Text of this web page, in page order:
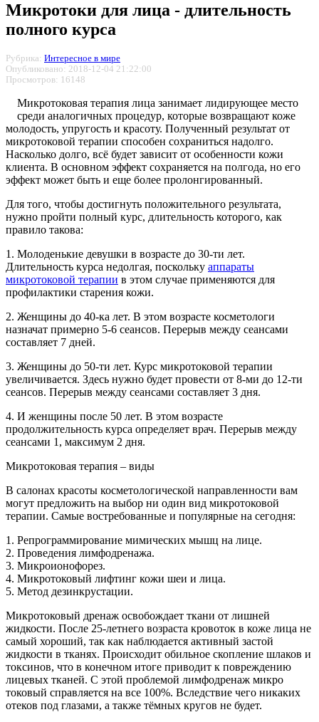
Микротоки для лица - длительность
полного курса
Рубрика: Интересное в мире
Опубликовано: 2018-12-04 21:22:00
Просмотров: 16148
Микротоковая терапия лица занимает лидирующее место
среди аналогичных процедур, которые возвращают коже
молодость, упругость и красоту. Полученный результат от
микротоковой терапии способен сохраниться надолго.
Насколько долго, всё будет зависит от особенности кожи
клиента. В основном эффект сохраняется на полгода, но его
эффект может быть и еще более пролонгированный.
Для того, чтобы достигнуть положительного результата,
нужно пройти полный курс, длительность которого, как
правило такова:
1. Молоденькие девушки в возрасте до 30-ти лет.
Длительность курса недолгая, поскольку аппараты
микротоковой терапии в этом случае применяются для
профилактики старения кожи.
2. Женщины до 40-ка лет. В этом возрасте косметологи
назначат примерно 5-6 сеансов. Перерыв между сеансами
составляет 7 дней.
3. Женщины до 50-ти лет. Курс микротоковой терапии
увеличивается. Здесь нужно будет провести от 8-ми до 12-ти
сеансов. Перерыв между сеансами составляет 3 дня.
4. И женщины после 50 лет. В этом возрасте
продолжительность курса определяет врач. Перерыв между
сеансами 1, максимум 2 дня.
Микротоковая терапия – виды
В салонах красоты косметологической направленности вам
могут предложить на выбор ни один вид микротоковой
терапии. Самые востребованные и популярные на сегодня:
1. Репрограммирование мимических мышц на лице.
2. Проведения лимфодренажа.
3. Микроионофорез.
4. Микротоковый лифтинг кожи шеи и лица.
5. Метод дезинкрустации.
Микротоковый дренаж освобождает ткани от лишней
жидкости. После 25-летнего возраста кровоток в коже лица не
самый хороший, так как наблюдается активный застой
жидкости в тканях. Происходит обильное скопление шлаков и
токсинов, что в конечном итоге приводит к повреждению
лицевых тканей. С этой проблемой лимфодренаж микро
токовый справляется на все 100%. Вследствие чего никаких
отеков под глазами, а также тёмных кругов не будет.